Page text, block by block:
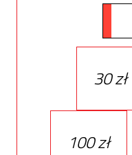
30 zł
100 zł